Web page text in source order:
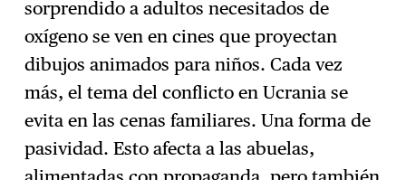
sorprendido a adultos necesitados de
oxígeno se ven en cines que proyectan
dibujos animados para niños. Cada vez
más, el tema del conflicto en Ucrania se
evita en las cenas familiares. Una forma de
pasividad. Esto afecta a las abuelas,